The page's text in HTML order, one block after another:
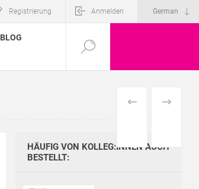
Registrierung Anmelden
BLOG
VORHERIGES
HÄUFIG VON KOLLEG:INNEN AUCH
BESTELLT: